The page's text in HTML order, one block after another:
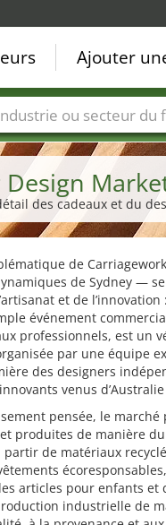
Design
des cadeaux et du
de
de Sydney —
et de l’innovation
événement
professionnels, est un
par une équipe
des designers
venus
pensée, le
produites de manière
de matériaux
articles pour enfants et
industrielle de
Ajouter
de foire Secteurs